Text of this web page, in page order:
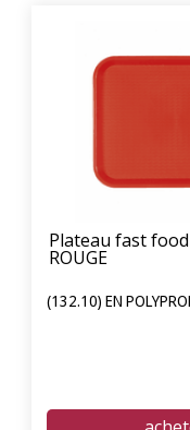
Plateau fast food
ROUGE
(132.10) EN